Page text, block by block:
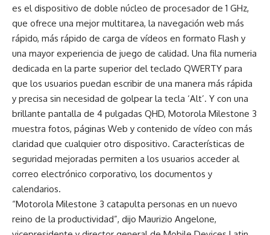
es el dispositivo de doble núcleo de procesador de 1 GHz,
que ofrece una mejor multitarea, la navegación web más
rápido, más rápido de carga de vídeos en formato Flash y
una mayor experiencia de juego de calidad. Una fila numeria
dedicada en la parte superior del teclado QWERTY para
que los usuarios puedan escribir de una manera más rápida
y precisa sin necesidad de golpear la tecla ‘Alt’. Y con una
brillante pantalla de 4 pulgadas QHD, Motorola Milestone 3
muestra fotos, páginas Web y contenido de vídeo con más
claridad que cualquier otro dispositivo. Características de
seguridad mejoradas permiten a los usuarios acceder al
correo electrónico corporativo, los documentos y
calendarios.
“Motorola Milestone 3 catapulta personas en un nuevo
reino de la productividad”, dijo Maurizio Angelone,